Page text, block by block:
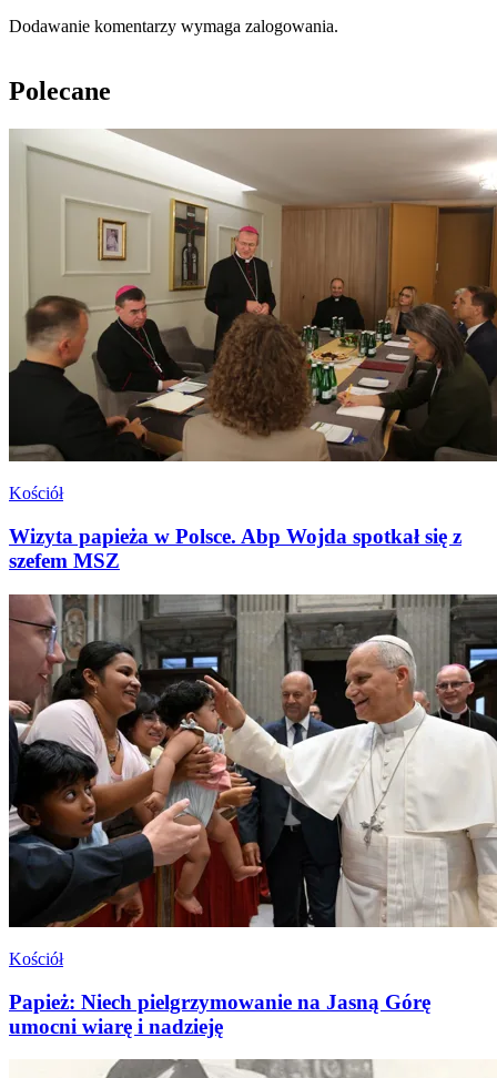
Dodawanie komentarzy wymaga zalogowania.
Polecane
Kościół
Wizyta papieża w Polsce. Abp Wojda spotkał się z
szefem MSZ
Kościół
Papież: Niech pielgrzymowanie na Jasną Górę
umocni wiarę i nadzieję